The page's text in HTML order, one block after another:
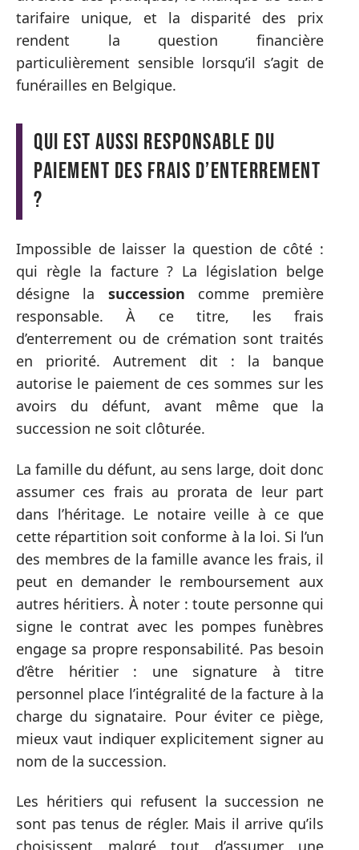
tarifaire unique, et la disparité des prix
rendent la question financière
particulièrement sensible lorsqu’il s’agit de
funérailles en Belgique.
Qui est aussi responsable du
paiement des frais d’enterrement
?
Impossible de laisser la question de côté :
qui règle la facture ? La législation belge
désigne la succession comme première
responsable. À ce titre, les frais
d’enterrement ou de crémation sont traités
en priorité. Autrement dit : la banque
autorise le paiement de ces sommes sur les
avoirs du défunt, avant même que la
succession ne soit clôturée.
La famille du défunt, au sens large, doit donc
assumer ces frais au prorata de leur part
dans l’héritage. Le notaire veille à ce que
cette répartition soit conforme à la loi. Si l’un
des membres de la famille avance les frais, il
peut en demander le remboursement aux
autres héritiers. À noter : toute personne qui
signe le contrat avec les pompes funèbres
engage sa propre responsabilité. Pas besoin
d’être héritier : une signature à titre
personnel place l’intégralité de la facture à la
charge du signataire. Pour éviter ce piège,
mieux vaut indiquer explicitement signer au
nom de la succession.
Les héritiers qui refusent la succession ne
sont pas tenus de régler. Mais il arrive qu’ils
choisissent malgré tout d’assumer une